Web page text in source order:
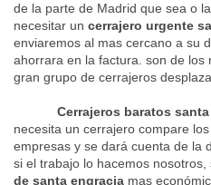
de la parte de Madrid que sea o
necesitar un cerrajero urgente
enviaremos al mas cercano a su
ahorrara en la factura. son de los
gran grupo de cerrajeros
Cerrajeros baratos
necesita un cerrajero compare
empresas y se dará cuenta de la
si el trabajo lo hacemos nosotros,
de santa engracia mas